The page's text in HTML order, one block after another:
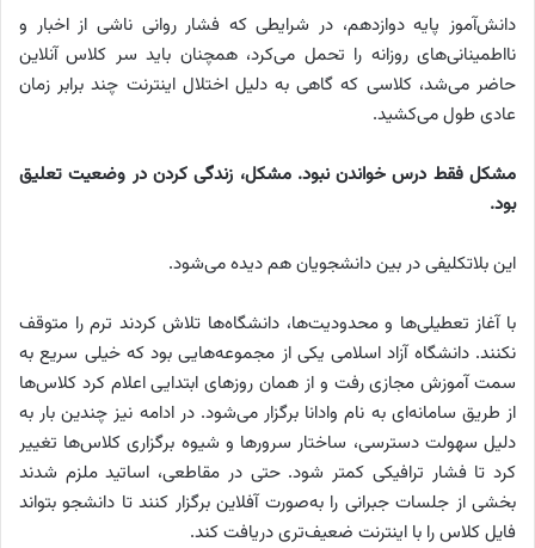
دانش‌آموز پایه دوازدهم، در شرایطی که فشار روانی ناشی از اخبار و
نااطمینانی‌های روزانه را تحمل می‌کرد، همچنان باید سر کلاس آنلاین
حاضر می‌شد، کلاسی که گاهی به دلیل اختلال اینترنت چند برابر زمان
عادی طول می‌کشید.
مشکل فقط درس خواندن نبود. مشکل، زندگی کردن در وضعیت تعلیق
بود.
این بلاتکلیفی در بین دانشجویان هم دیده می‌شود.
با آغاز تعطیلی‌ها و محدودیت‌ها، دانشگاه‌ها تلاش کردند ترم را متوقف
نکنند. دانشگاه آزاد اسلامی یکی از مجموعه‌هایی بود که خیلی سریع به
سمت آموزش مجازی رفت و از همان روزهای ابتدایی اعلام کرد کلاس‌ها
از طریق سامانه‌ای به نام وادانا برگزار می‌شود. در ادامه نیز چندین بار به
دلیل سهولت دسترسی، ساختار سرورها و شیوه برگزاری کلاس‌ها تغییر
کرد تا فشار ترافیکی کمتر شود. حتی در مقاطعی، اساتید ملزم شدند
بخشی از جلسات جبرانی را به‌صورت آفلاین برگزار کنند تا دانشجو بتواند
فایل کلاس را با اینترنت ضعیف‌تری دریافت کند.